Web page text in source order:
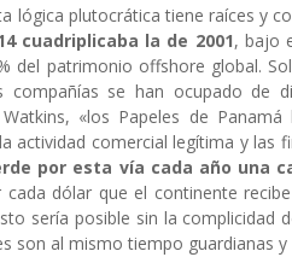
lógica plutocrática tiene raíces y
cuadriplicaba la de 2001, bajo
del patrimonio offshore global.
compañías se han ocupado de
Watkins, «los Papeles de
actividad comercial legítima y las
por esta vía cada año una
cada dólar que el continente
sería posible sin la complicidad
son al mismo tiempo guardianas